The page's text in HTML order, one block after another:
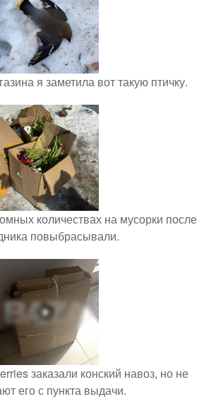
я заметила вот такую птичку.
количествах на мусорки после
повыбрасывали.
заказали конский навоз, но не
его с пункта выдачи.